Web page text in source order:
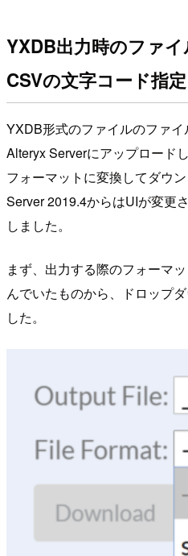
YXDB出力時のファ
CSVの文字コード指定
YXDB形式のファイルのファ
Alteryx Serverにアップロード
フォーマットに変換してダウ
Server 2019.4からはUIが変更
しました。
まず、出力する際のフォーマ
んでいたものから、ドロップ
した。